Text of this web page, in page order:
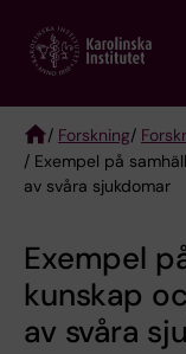
main
Breadcrumb
/ Forskning/
/ Exempel på
av svåra sjukdomar
Exempel
kunskap
av svåra